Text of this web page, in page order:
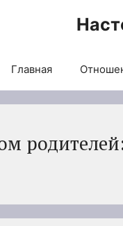
Главная